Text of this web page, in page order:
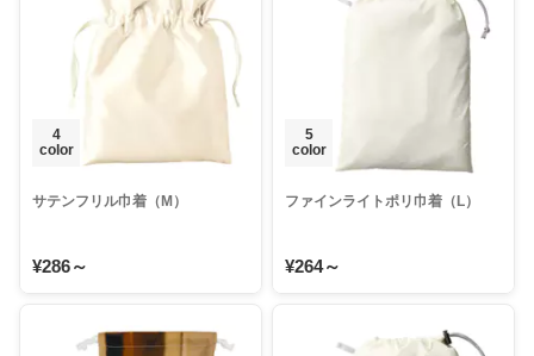
4
color
サテンフリル巾着（M）
¥286～
5
color
ファインライトポリ巾着（L）
¥264～